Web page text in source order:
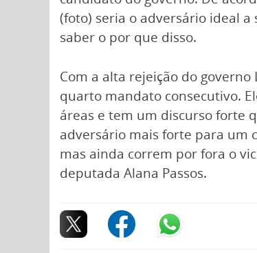
(foto) seria o adversário ideal
saber o por que disso.
Com a alta rejeição do
quarto mandato consecutivo.
áreas e tem um discurso forte
adversário mais forte para um
mas ainda correm por fora o
deputada Alana Passos.